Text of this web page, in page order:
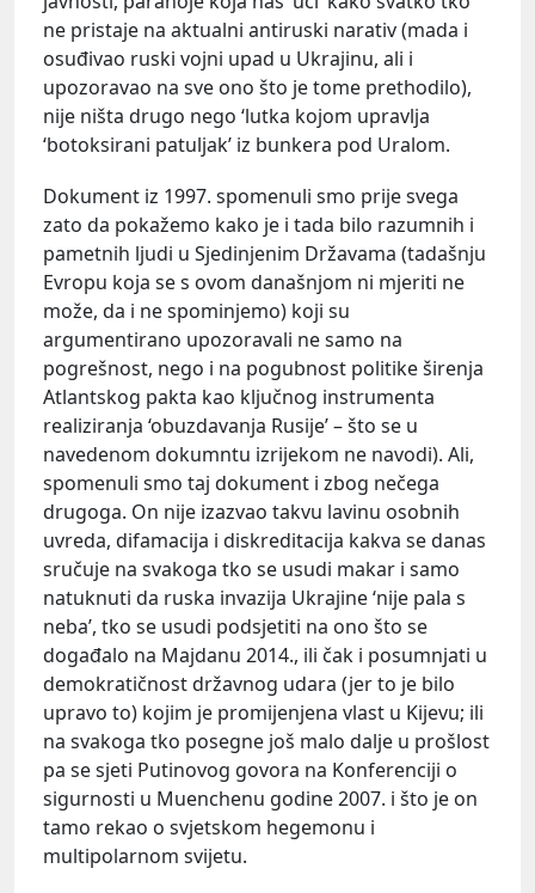
ne pristaje na aktualni antiruski narativ (mada i
osuđivao ruski vojni upad u Ukrajinu, ali i
upozoravao na sve ono što je tome prethodilo),
nije ništa drugo nego ‘lutka kojom upravlja
‘botoksirani patuljak’ iz bunkera pod Uralom.
Dokument iz 1997. spomenuli smo prije svega
zato da pokažemo kako je i tada bilo razumnih i
pametnih ljudi u Sjedinjenim Državama (tadašnju
Evropu koja se s ovom današnjom ni mjeriti ne
može, da i ne spominjemo) koji su
argumentirano upozoravali ne samo na
pogrešnost, nego i na pogubnost politike širenja
Atlantskog pakta kao ključnog instrumenta
realiziranja ‘obuzdavanja Rusije’ – što se u
navedenom dokumntu izrijekom ne navodi). Ali,
spomenuli smo taj dokument i zbog nečega
drugoga. On nije izazvao takvu lavinu osobnih
uvreda, difamacija i diskreditacija kakva se danas
sručuje na svakoga tko se usudi makar i samo
natuknuti da ruska invazija Ukrajine ‘nije pala s
neba’, tko se usudi podsjetiti na ono što se
događalo na Majdanu 2014., ili čak i posumnjati u
demokratičnost državnog udara (jer to je bilo
upravo to) kojim je promijenjena vlast u Kijevu; ili
na svakoga tko posegne još malo dalje u prošlost
pa se sjeti Putinovog govora na Konferenciji o
sigurnosti u Muenchenu godine 2007. i što je on
tamo rekao o svjetskom hegemonu i
multipolarnom svijetu.